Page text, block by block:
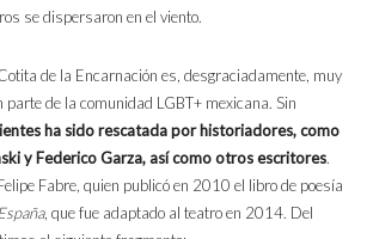
se dispersaron en el viento.
de la Encarnación es, desgraciadamente, muy
parte de la comunidad LGBT+ mexicana. Sin
ha sido rescatada por historiadores, como
y Federico Garza, así como otros escritores.
Fabre, quien publicó en 2010 el libro de poesía
, que fue adaptado al teatro en 2014. Del